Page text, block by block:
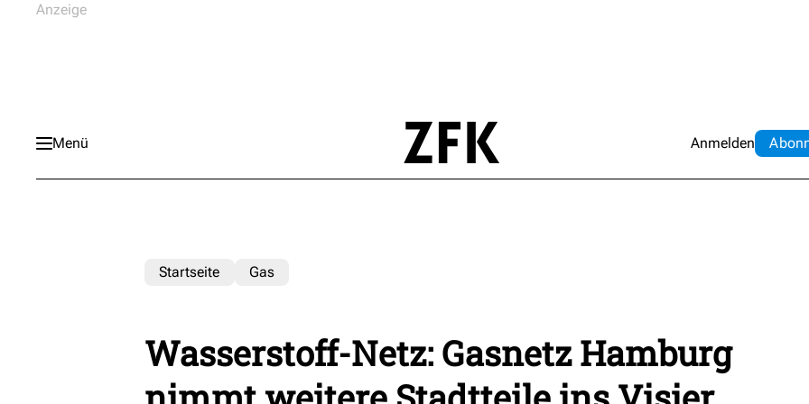
Menü Anmelden Abo
Startseite Gas
Wasserstoff-Netz: Gasnetz Hamburg